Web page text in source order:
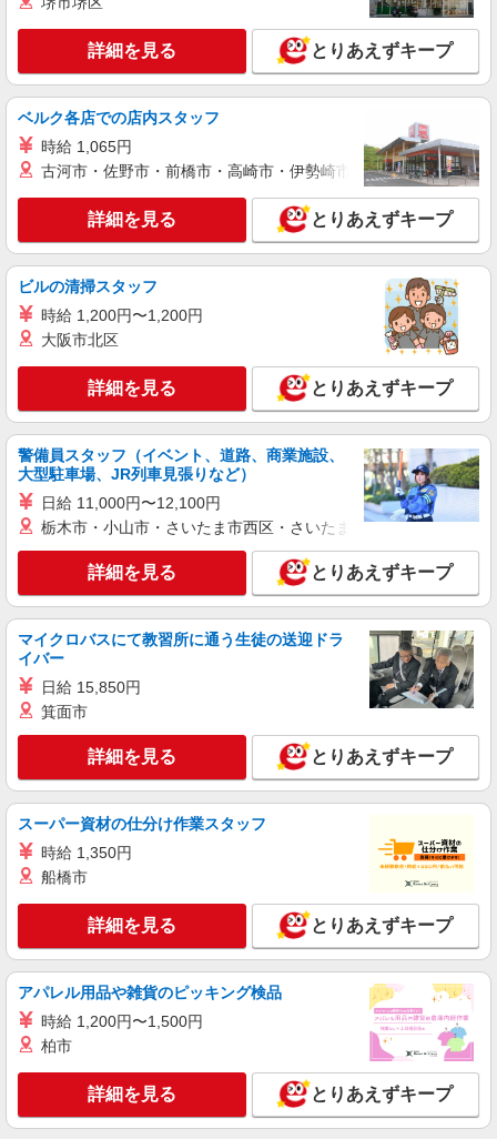
詳細を見る とりあえずキープ
ベルク各店での店内スタッフ
時給 1,065円
古河市・佐野市・前橋市・高崎市・伊勢崎市・太田市・館林市
詳細を見る とりあえずキープ
ビルの清掃スタッフ
時給 1,200円〜1,200円
大阪市北区
詳細を見る とりあえずキープ
警備員スタッフ（イベント、道路、商業施設、
大型駐車場、JR列車見張りなど）
日給 11,000円〜12,100円
栃木市・小山市・さいたま市西区・さいたま市岩槻区・久喜市・
詳細を見る とりあえずキープ
マイクロバスにて教習所に通う生徒の送迎ドラ
イバー
日給 15,850円
箕面市
詳細を見る とりあえずキープ
スーパー資材の仕分け作業スタッフ
時給 1,350円
船橋市
詳細を見る とりあえずキープ
アパレル用品や雑貨のピッキング検品
時給 1,200円〜1,500円
柏市
詳細を見る とりあえずキープ